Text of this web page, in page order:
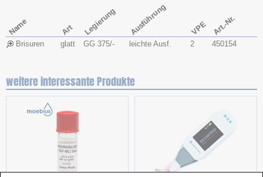
Name Art Legierung Ausführung VPE Art.-Nr.
Brisuren glatt GG 375/- leichte Ausf. 2 450154
weitere interessante Produkte